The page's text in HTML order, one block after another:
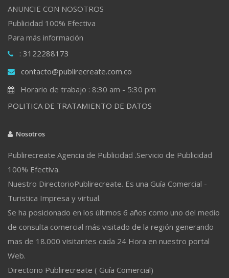
ANUNCIE CON NOSOTROS
Publicidad 100% Efectiva
Para más información
: 3122288173
contacto@publirecreate.com.co
Horario de trabajo : 8:30 am - 5:30 pm
POLITICA DE TRATAMIENTO DE DATOS
Nosotros
Publirecreate Agencia de Publicidad .Servicio de Publicidad
100% Efectiva.
Nuestro DirectorioPublirecreate. Es una Guía Comercial -
Turistica Impresa y virtual.
Se ha posicionado en los últimos 6 años como uno del medio
de consulta comercial más visitado de la región generando
mas de 18.000 visitantes cada 24 Hora en nuestro portal
Web.
Directorio Publirecreate ( Guía Comercial)